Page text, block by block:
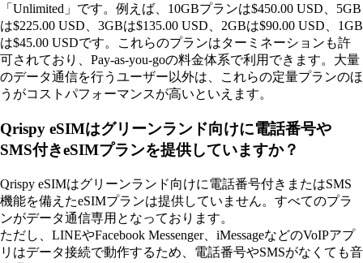
「Unlimited」です。例えば、10GBプランは$450.00 USD、5GB
は$225.00 USD、3GBは$135.00 USD、2GBは$90.00 USD、1GB
は$45.00 USDです。これらのプランはターミネーションも許
可されており、Pay-as-you-goの料金体系で利用できます。大量
のデータ通信を行うユーザー以外は、これらの定量プランのほ
うがコストパフォーマンスが高いといえます。
Qrispy eSIMはグリーンランド向けに電話番号や
SMS付きeSIMプランを提供していますか？
Qrispy eSIMはグリーンランド向けに電話番号付きまたはSMS
機能を備えたeSIMプランは提供していません。すべてのプラ
ンがデータ通信専用となっております。
ただし、LINEやFacebook Messenger、iMessageなどのVoIPアプ
リはデータ接続で動作するため、電話番号やSMSがなくても音